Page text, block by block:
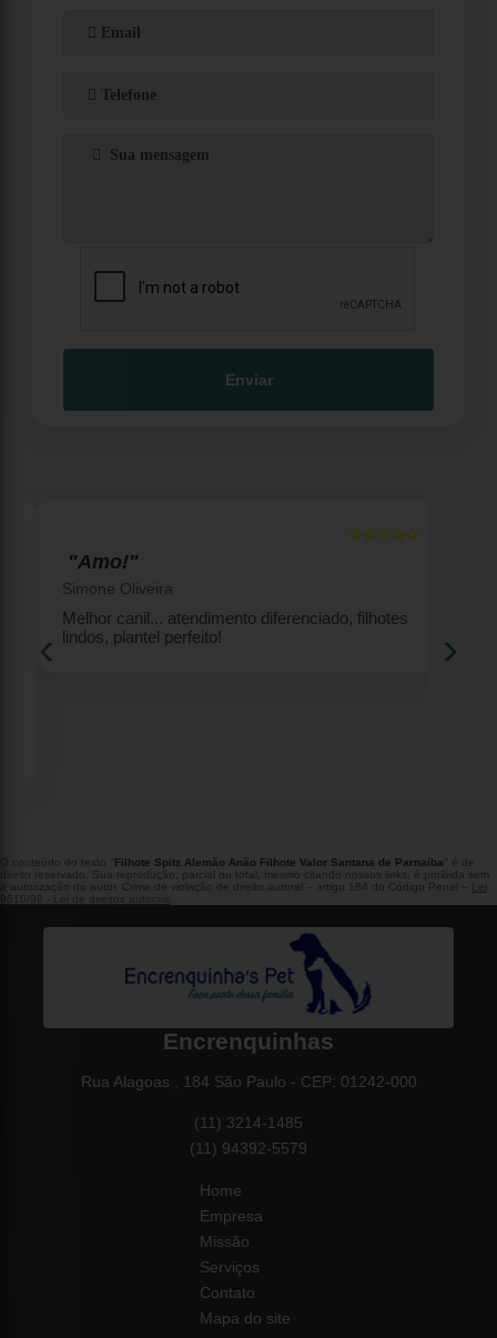
Enviar
☆☆☆☆☆
"Amo!"
Simone Oliveira
Melhor canil... atendimento diferenciado, filhotes
lindos, plantel perfeito!
‹ ›
O conteúdo do texto " Filhote Spitz Alemão Anão Filhote Valor Santana de Parnaíba " é de
direito reservado. Sua reprodução, parcial ou total, mesmo citando nossos links, é proibida sem
a autorização do autor. Crime de violação de direito autoral – artigo 184 do Código Penal –
Lei
9610/98 - Lei de direitos autorais .
Encrenquinhas
Rua Alagoas , 184 São Paulo - CEP: 01242-000
(11) 3214-1485
(11) 94392-5579
Home
Empresa
Missão
Serviços
Contato
Mapa do site